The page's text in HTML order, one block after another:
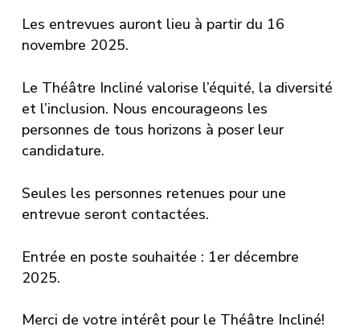
Les entrevues auront lieu à partir du 16
novembre 2025.
Le Théâtre Incliné valorise l’équité, la diversité
et l’inclusion. Nous encourageons les
personnes de tous horizons à poser leur
candidature.
Seules les personnes retenues pour une
entrevue seront contactées.
Entrée en poste souhaitée : 1er décembre
2025.
Merci de votre intérêt pour le Théâtre Incliné!